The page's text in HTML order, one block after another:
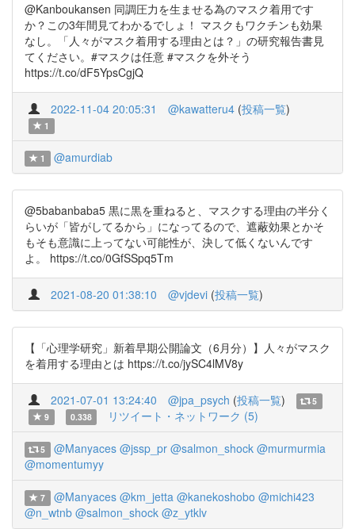
@Kanboukansen 同調圧力を生ませる為のマスク着用です
か？この3年間見てわかるでしょ！ マスクもワクチンも効果
なし。「人々がマスク着用する理由とは？」の研究報告書見
てください。#マスクは任意 #マスクを外そう
https://t.co/dF5YpsCgjQ
2022-11-04 20:05:31 @kawatteru4 (投稿一覧)
1
1 @amurdiab
@5babanbaba5 黒に黒を重ねると、マスクする理由の半分く
らいが「皆がしてるから」になってるので、遮蔽効果とかそ
もそも意識に上ってない可能性が、決して低くないんです
よ。 https://t.co/0GfSSpq5Tm
2021-08-20 01:38:10 @vjdevi (投稿一覧)
【「心理学研究」新着早期公開論文（6月分）】人々がマスク
を着用する理由とは https://t.co/jySC4lMV8y
2021-07-01 13:24:40 @jpa_psych (投稿一覧)
5
9
0.338 リツイート・ネットワーク (5)
5 @Manyaces @jssp_pr @salmon_shock @murmurmia
@momentumyy
7 @Manyaces @km_jetta @kanekoshobo @michi423
@n_wtnb @salmon_shock @z_ytklv